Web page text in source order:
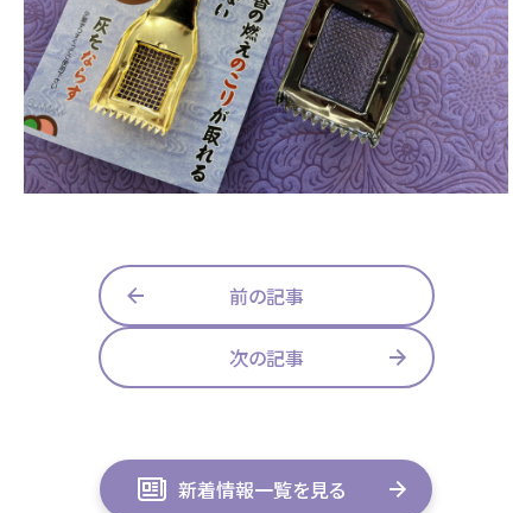
浜松店 藤枝店 焼津本店
静岡本通店 静岡石田街道店 清水店
裾野店
- スタッフブログ
- 企業情報
- 採用情報
- プライバシーポリシー
前の記事
次の記事
新着情報一覧を見る